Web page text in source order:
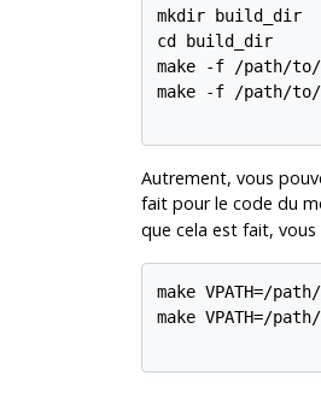
mkdir build_dir
cd build_dir
make -f /path/
make -f /path/
Autrement, vous
fait pour le code du
que cela est fait,
make VPATH=/
make VPATH=/